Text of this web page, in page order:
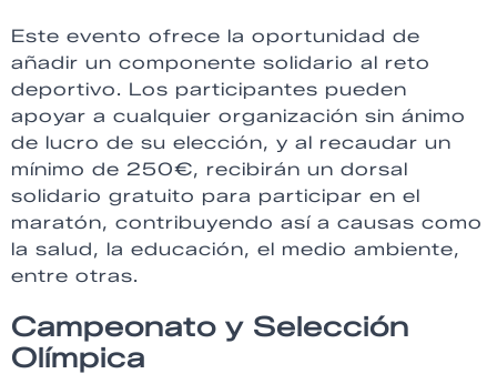
Este evento ofrece la oportunidad de
añadir un componente solidario al reto
deportivo. Los participantes pueden
apoyar a cualquier organización sin ánimo
de lucro de su elección, y al recaudar un
mínimo de 250€, recibirán un dorsal
solidario gratuito para participar en el
maratón, contribuyendo así a causas como
la salud, la educación, el medio ambiente,
entre otras.
Campeonato y Selección
Olímpica